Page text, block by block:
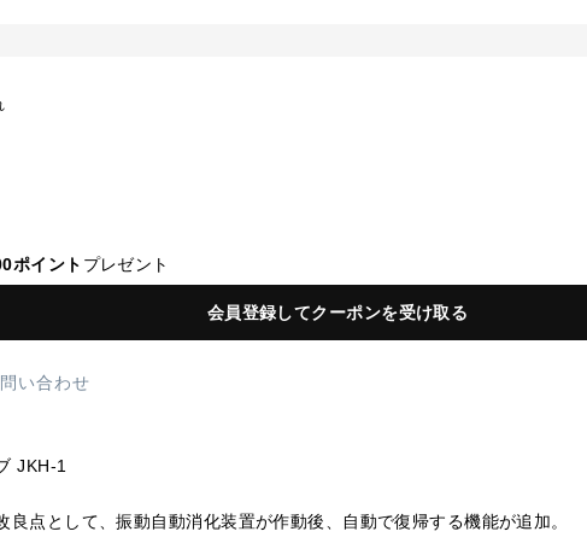
ポイント プレゼント
会員登録してクーポンを受け取る
い合わせ
JKH-1
良点として、振動⾃動消化装置が作動後、⾃動で復帰する機能が追加。